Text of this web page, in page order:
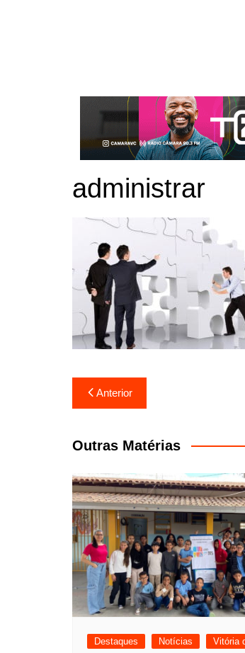
administrar
Navegação
de
Post
Anterior
Outras Matérias
Destaques Notícias Vitória